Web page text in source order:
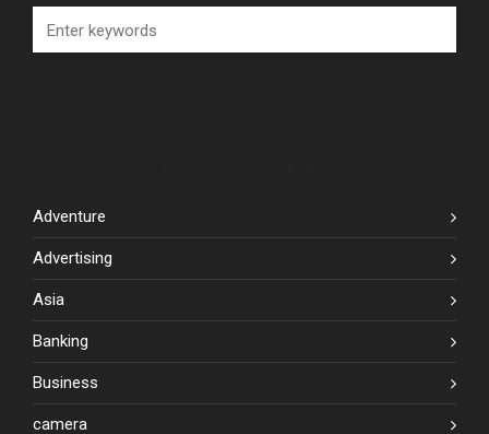
Adventure
Advertising
Asia
Banking
Business
camera